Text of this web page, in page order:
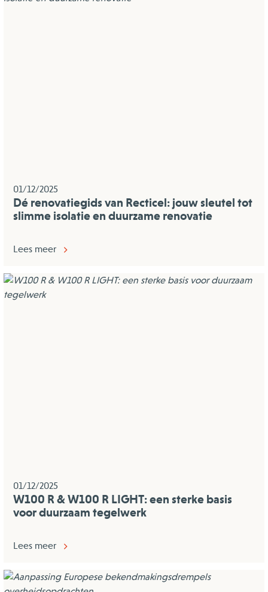
01/12/2025
Dé renovatiegids van Recticel: jouw sleutel tot
slimme isolatie en duurzame renovatie
Lees meer
01/12/2025
W100 R & W100 R LIGHT: een sterke basis
voor duurzaam tegelwerk
Lees meer